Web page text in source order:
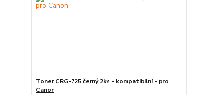
Toner CRG-725 černý 2ks - kompatibilní - pro
Canon